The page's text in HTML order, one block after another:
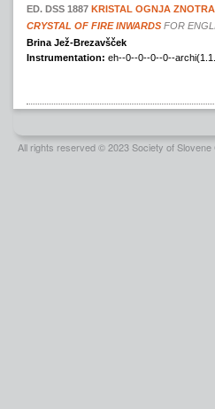
All rights reserved © 2023 Society of